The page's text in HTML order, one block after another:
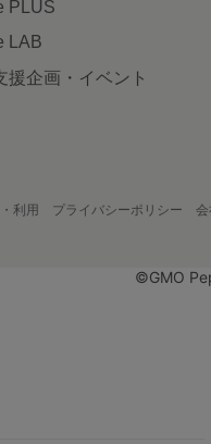
PLUS
LAB
援企画・イベント
利用 プライバシーポリシー 会
©GMO